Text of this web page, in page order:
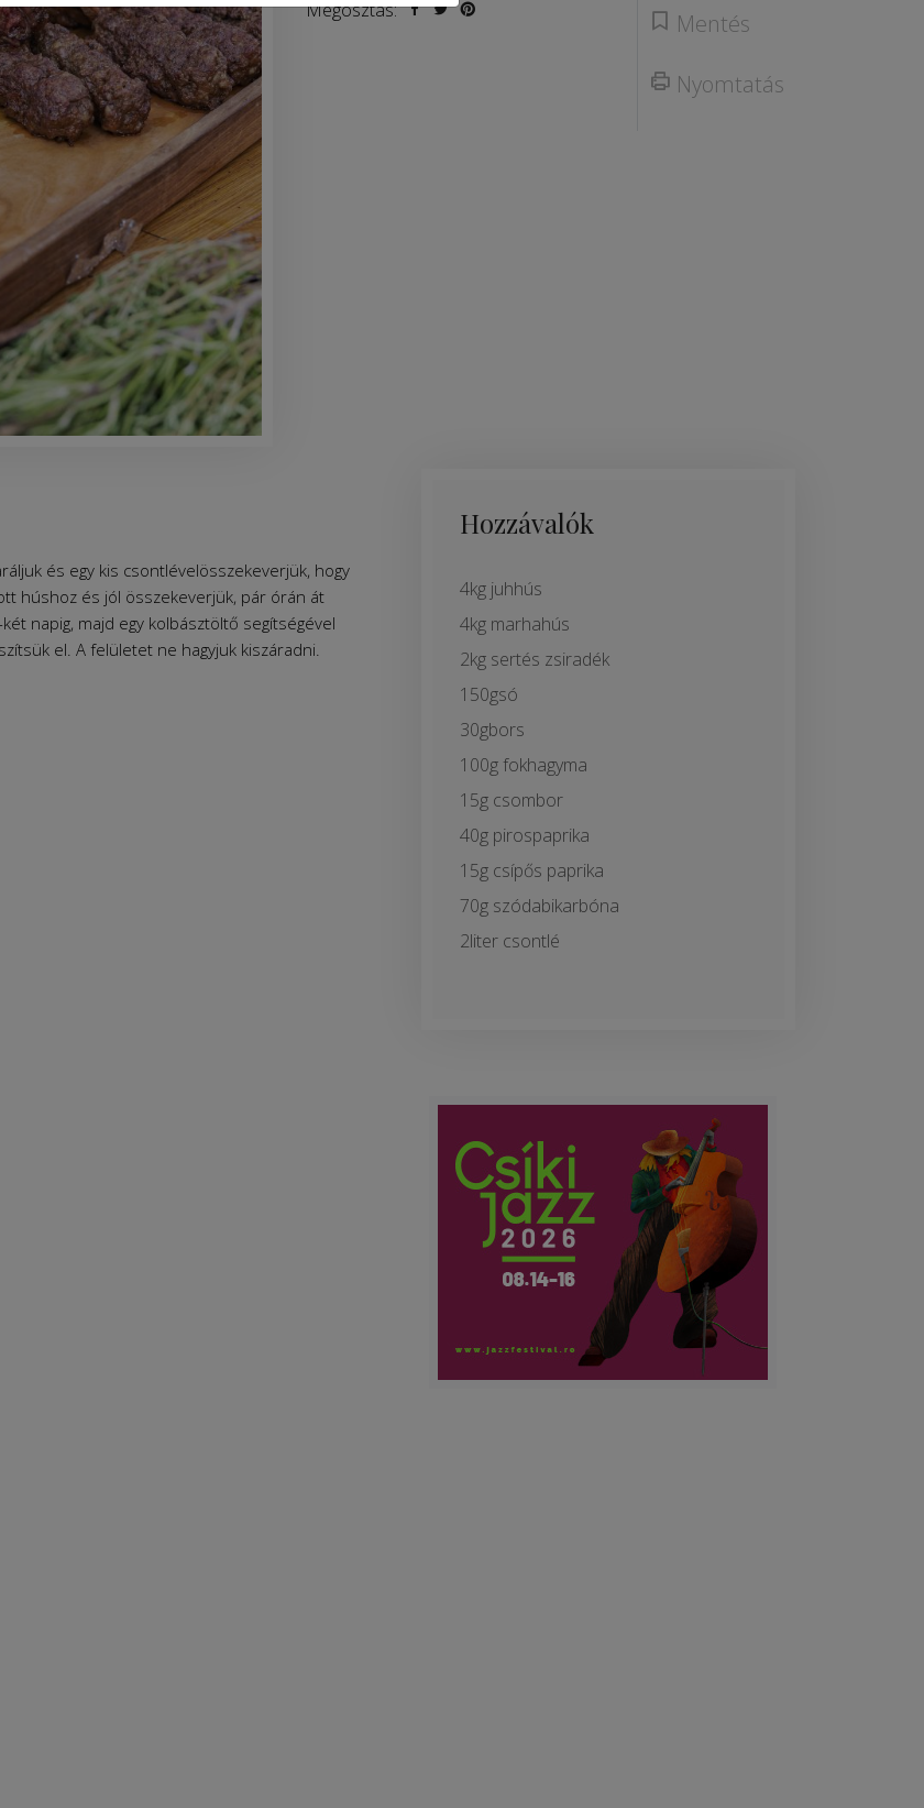
Mentés
Nyomtatás
Megosztás:
és egy kis csontlévelösszekeverjük, hogy
húshoz és jól összekeverjük, pár órán át
napig, majd egy kolbásztöltő segítségével
el. A felületet ne hagyjuk kiszáradni.
Hozzávalók
4kg juhhús
4kg marhahús
2kg sertés zsiradék
150gsó
30gbors
100g fokhagyma
15g csombor
40g pirospaprika
15g csípős paprika
70g szódabikarbóna
2liter csontlé